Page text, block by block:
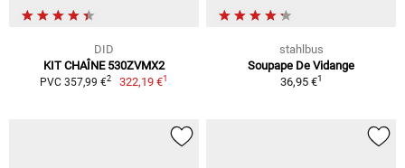
DID
KIT CHAÎNE 530ZVMX2
PVC 357,99 €2 322,19 €1
stahlbus
Soupape De Vidange
36,95 €1